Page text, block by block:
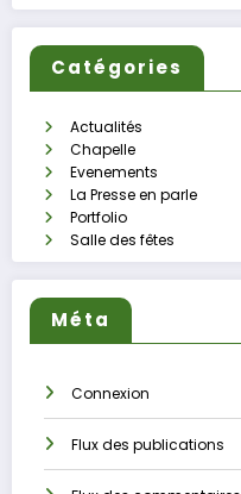
Catégories
Actualités
Chapelle
Evenements
La Presse en parle
Portfolio
Salle des fêtes
Méta
Connexion
Flux des publications